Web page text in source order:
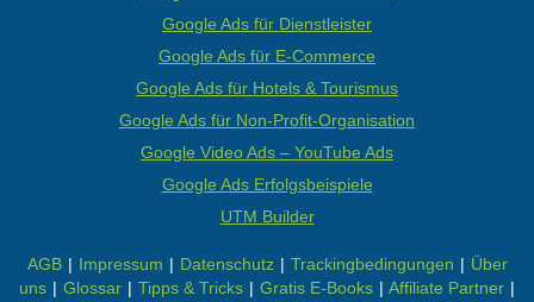
Google Ads für Dienstleister
Google Ads für E-Commerce
Google Ads für Hotels & Tourismus
Google Ads für Non-Profit-Organisation
Google Video Ads – YouTube Ads
Google Ads Erfolgsbeispiele
UTM Builder
AGB | Impressum | Datenschutz | Trackingbedingungen | Über
uns | Glossar | Tipps & Tricks | Gratis E-Books | Affiliate Partner |